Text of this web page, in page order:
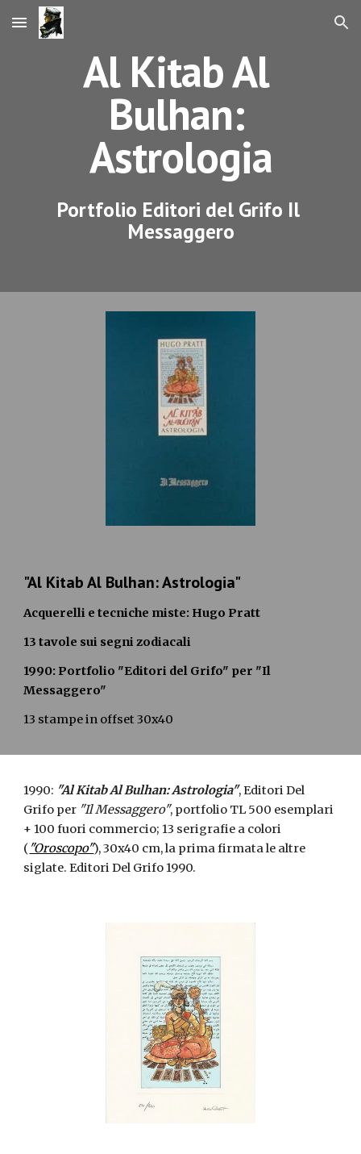
Skip to main content Skip to navigation
Al Kitab Al
Bulhan:
Astrologia
Portfolio Editori del Grifo Il
Messaggero
"Al Kitab Al Bulhan: Astrologia"
Acquerelli e tecniche miste: Hugo Pratt
13 tavole sui segni zodiacali
1990: Portfolio "Editori del Grifo" per "Il
Messaggero"
13 stampe in offset 30x40
1990: "Al Kitab Al Bulhan: Astrologia", Editori Del
Grifo per "Il Messaggero", portfolio TL 500 esemplari
+ 100 fuori commercio; 13 serigrafie a colori
( "Oroscopo"), 30x40 cm, la prima firmata le altre
siglate. Editori Del Grifo 1990.